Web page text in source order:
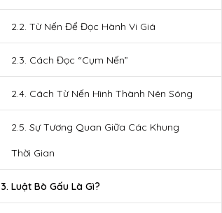
2.2. Từ Nến Để Đọc Hành Vi Giá
2.3. Cách Đọc “Cụm Nến”
2.4. Cách Từ Nến Hình Thành Nên Sóng
2.5. Sự Tương Quan Giữa Các Khung
Thời Gian
3. Luật Bò Gấu Là Gì?